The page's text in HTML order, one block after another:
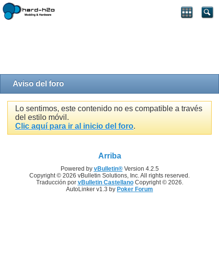
Aviso del foro
Lo sentimos, este contenido no es compatible a través
del estilo móvil.
Clic aquí para ir al inicio del foro.
Arriba
Powered by vBulletin®Version 4.2.5
Copyright © 2026 vBulletin Solutions, Inc. All rights reserved.
Traducción por vBulletin CastellanoCopyright © 2026.
AutoLinker v1.3 by Poker Forum